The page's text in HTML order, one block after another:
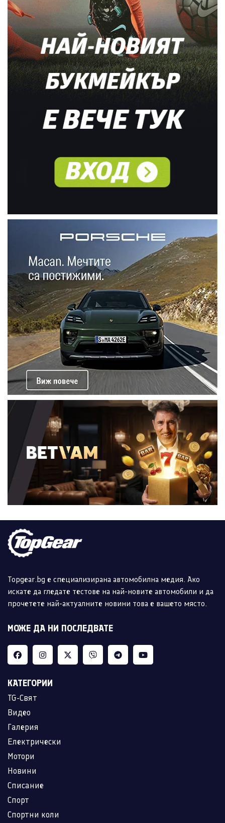
Topgear.bg е специализирана автомобилна медия. Ако
искате да гледате тестове на най-новите автомобили и да
прочетете най-актуалните новини това е вашето място.
МОЖЕ ДА НИ ПОСЛЕДВАТЕ
КАТЕГОРИИ
TG-Свят
Видео
Галерия
Електрически
Мотори
Новини
Списание
Спорт
Спортни коли